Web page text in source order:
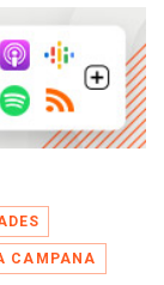
CAMPANA